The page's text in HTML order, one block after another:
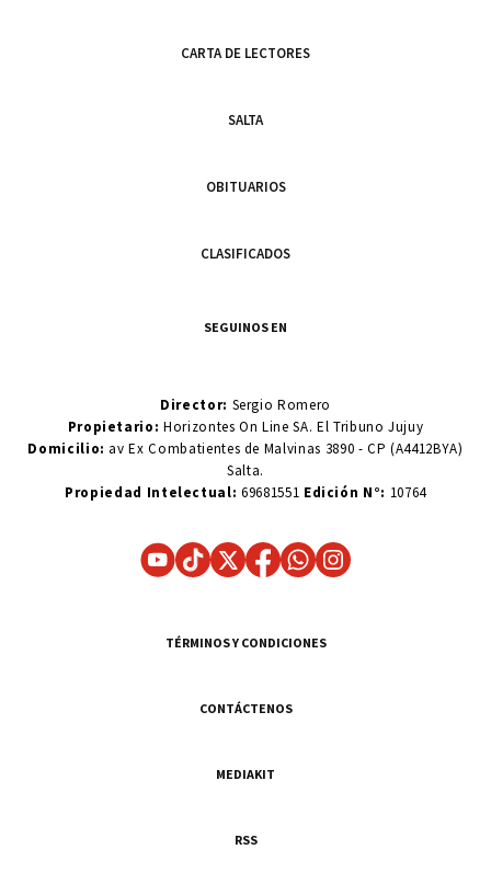
CARTA DE LECTORES
SALTA
OBITUARIOS
CLASIFICADOS
SEGUINOS EN
Director: Sergio Romero
Propietario:Horizontes On Line SA. El Tribuno Jujuy
Domicilio: av Ex Combatientes de Malvinas 3890 - CP (A4412BYA)
Salta.
Propiedad Intelectual: 69681551 Edición N°: 10764
TÉRMINOS Y CONDICIONES
CONTÁCTENOS
MEDIAKIT
RSS